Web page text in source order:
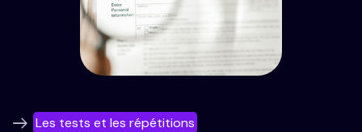
Les tests et les répétitions